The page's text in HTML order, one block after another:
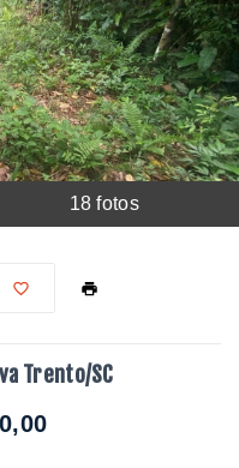
18 fotos
Trento/SC